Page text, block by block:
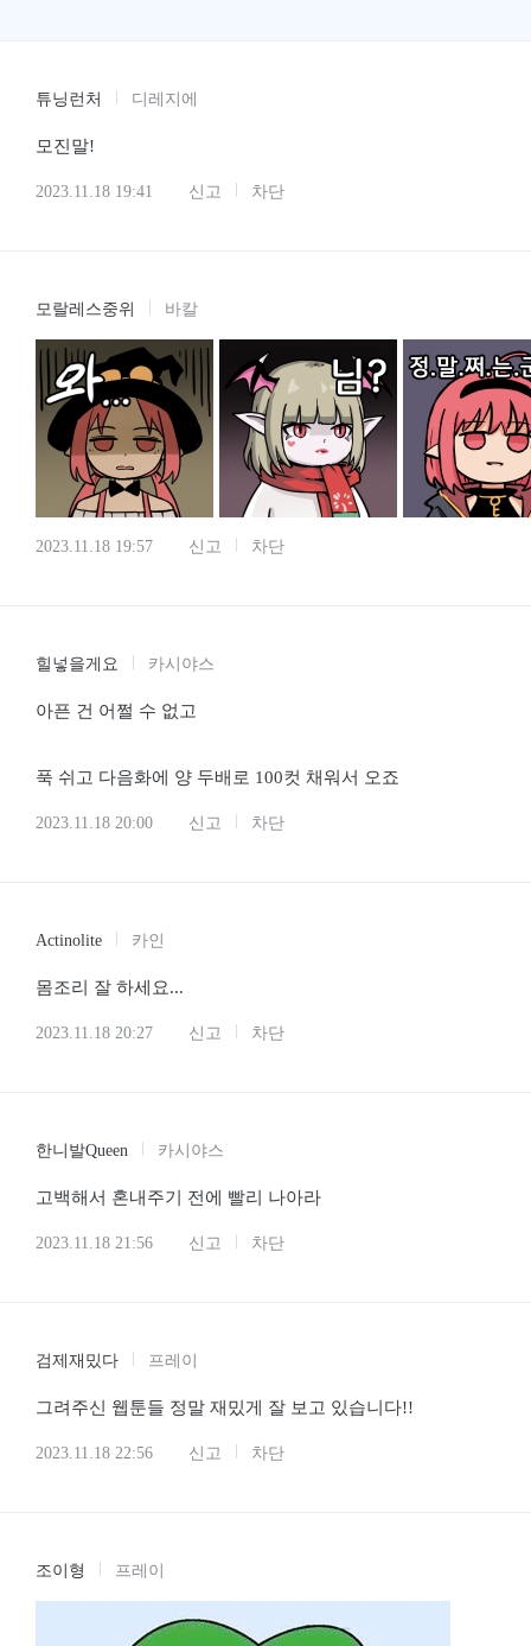
튜닝런처 디레지에
모진말!
2023.11.18 19:41 신고 차단
모랄레스중위 바칼
2023.11.18 19:57 신고 차단
힐넣을게요 카시야스
아픈 건 어쩔 수 없고
푹 쉬고 다음화에 양 두배로 100컷 채워서 오죠
2023.11.18 20:00 신고 차단
Actinolite 카인
몸조리 잘 하세요...
2023.11.18 20:27 신고 차단
한니발Queen 카시야스
고백해서 혼내주기 전에 빨리 나아라
2023.11.18 21:56 신고 차단
검제재밌다 프레이
그려주신 웹툰들 정말 재밌게 잘 보고 있습니다!!
2023.11.18 22:56 신고 차단
조이형 프레이